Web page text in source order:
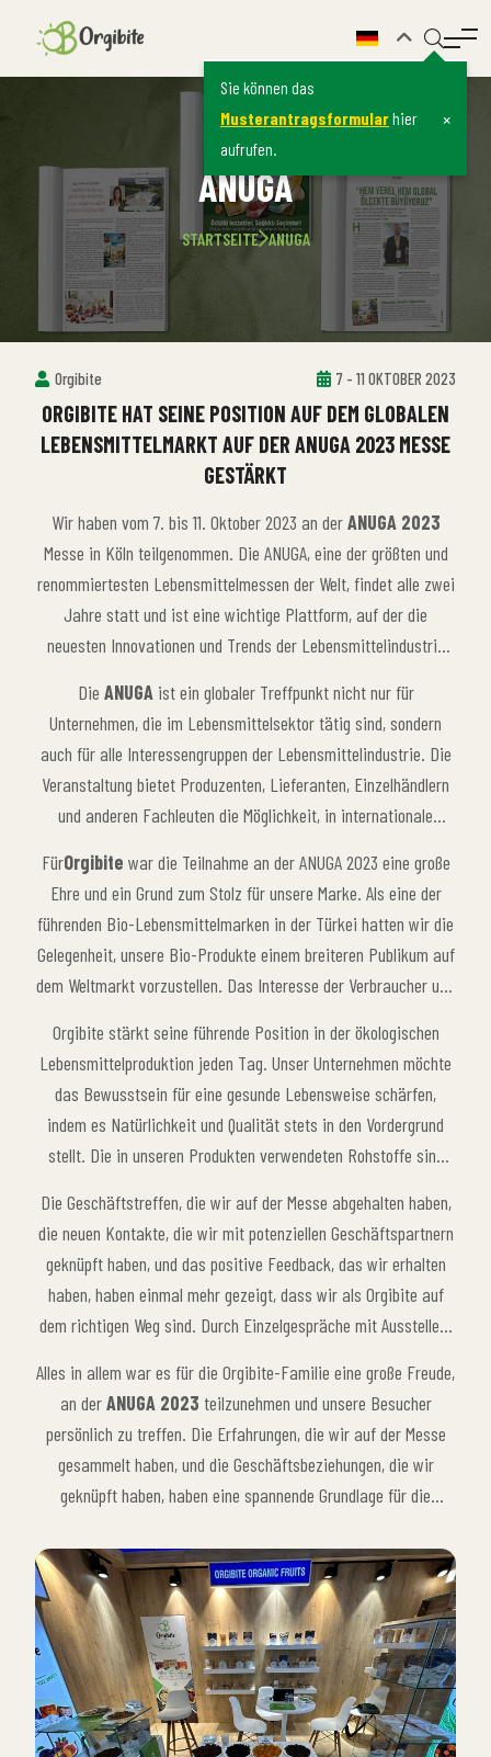
Sie können das
Musterantragsformularhier
aufrufen.
×
ANUGA
STARTSEITE ANUGA
Orgibite 7 - 11 OKTOBER 2023
ORGIBITE HAT SEINE POSITION AUF DEM GLOBALEN
LEBENSMITTELMARKT AUF DER ANUGA 2023 MESSE
GESTÄRKT
Wir haben vom 7. bis 11. Oktober 2023 an derANUGA 2023
Messe in Köln teilgenommen. Die ANUGA, eine der größten und
renommiertesten Lebensmittelmessen der Welt, findet alle zwei
Jahre statt und ist eine wichtige Plattform, auf der die
neuesten Innovationen und Trends der Lebensmittelindustrie
über 200 Ländern der Welt zusammen und ist das Zentrum für
Kooperationen, Handelsmöglichkeiten und Innovationen, die die
Zukunft der Lebensmittelindustrie prägen.
Die ANUGAist ein globaler Treffpunkt nicht nur für
Unternehmen, die im Lebensmittelsektor tätig sind, sondern
auch für alle Interessengruppen der Lebensmittelindustrie. Die
Veranstaltung bietet Produzenten, Lieferanten, Einzelhändlern
und anderen Fachleuten die Möglichkeit, in internationale
innovativen Produkte vorzustellen. Sie ist auch eine Plattform,
um wichtige Entwicklungen in den Bereichen Verbrauchertrends,
Nachhaltigkeit und ökologische Lebensmittelproduktion
auszutauschen.
FürOrgibite war die Teilnahme an der ANUGA 2023 eine große
Ehre und ein Grund zum Stolz für unsere Marke. Als eine der
führenden Bio-Lebensmittelmarken in der Türkei hatten wir die
Gelegenheit, unsere Bio-Produkte einem breiteren Publikum auf
dem Weltmarkt vorzustellen. Das Interesse der Verbraucher und
zusatzstofffreien Produkten ermutigt uns, weiter innovativ zu
sein und unser Engagement für die Bio-Lebensmittelproduktion
aufrechtzuerhalten.
Orgibite stärkt seine führende Position in der ökologischen
Lebensmittelproduktion jeden Tag. Unser Unternehmen möchte
das Bewusstsein für eine gesunde Lebensweise schärfen,
indem es Natürlichkeit und Qualität stets in den Vordergrund
stellt. Die in unseren Produkten verwendeten Rohstoffe sind
Produktionsprozessen hergestellt. Mit dem Ziel, die höchsten
Standards im Bereich der Bio-Lebensmittel zu erreichen, bietet
unsere Marke ihren Verbrauchern weiterhin zuverlässige und
hochwertige Produkte. Die Produkte, die wir auf der ANUGA
ausstellten, stießen bei den Besuchern auf großes Interesse und
trugen dazu bei, unsere Position auf dem Weltmarkt zu stärken.
Die Geschäftstreffen, die wir auf der Messe abgehalten haben,
die neuen Kontakte, die wir mit potenziellen Geschäftspartnern
geknüpft haben, und das positive Feedback, das wir erhalten
haben, haben einmal mehr gezeigt, dass wir als Orgibite auf
dem richtigen Weg sind. Durch Einzelgespräche mit Ausstellern
Informationen über neue Möglichkeiten auf dem globalen
Lebensmittelmarkt erhalten. Die ANUGA bot auch das perfekte
Umfeld, um der Welt unsere innovativen Lösungen für die
Produktion von Bio-Lebensmitteln vorzustellen.
Alles in allem war es für die Orgibite-Familie eine große Freude,
an derANUGA 2023 teilzunehmen und unsere Besucher
persönlich zu treffen. Die Erfahrungen, die wir auf der Messe
gesammelt haben, und die Geschäftsbeziehungen, die wir
geknüpft haben, haben eine spannende Grundlage für die
solchen prestigeträchtigen Veranstaltungen teilnehmen, um auf
dem globalen Markt weiter zu wachsen, unsere
Führungsposition im Bio-Lebensmittelsektor zu festigen und
unseren Verbrauchern mit innovativen Produkten einen
Mehrwert zu bieten.